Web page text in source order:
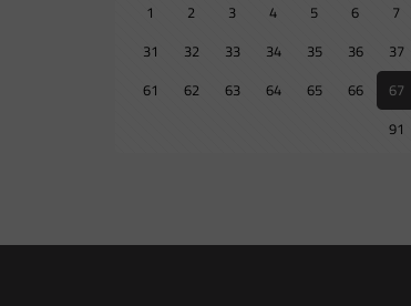
1 2 3 4 5 6 7
31
32 33 34 35 36 37
61
62 63 64 65 66 67
91